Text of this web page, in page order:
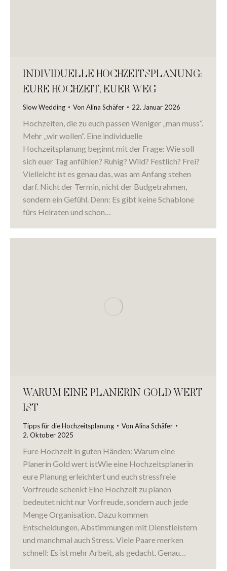
INDIVIDUELLE HOCHZEITSPLANUNG:
EURE HOCHZEIT, EUER WEG
Slow Wedding Von Alina Schäfer 22. Januar 2026
Hochzeiten, die zu euch passen Weniger „man muss“.
Mehr „wir wollen“. Eine individuelle
Hochzeitsplanung beginnt mit der Frage: Wie soll
sich euer Tag anfühlen? Ruhig? Wild? Festlich? Frei?
Vielleicht ist es genau das, was am Anfang stehen
darf. Nicht der Termin, nicht der Budgetrahmen,
sondern ein Gefühl. Denn: Es gibt keine Schablone
fürs Heiraten und schon…
WARUM EINE PLANERIN GOLD WERT
IST
Tipps für die Hochzeitsplanung Von Alina Schäfer
2. Oktober 2025
Eure Hochzeit in guten Händen: Warum eine
Planerin Gold wert istWie eine Hochzeitsplanerin
eure Planung erleichtert und euch stressfreie
Vorfreude schenkt Eine Hochzeit zu planen
bedeutet nicht nur Vorfreude, sondern auch jede
Menge Organisation. Dazu kommen
Entscheidungen, Abstimmungen mit Dienstleistern
und manchmal auch Stress. Viele Paare merken
schnell: Es ist mehr Arbeit, als gedacht. Genau…